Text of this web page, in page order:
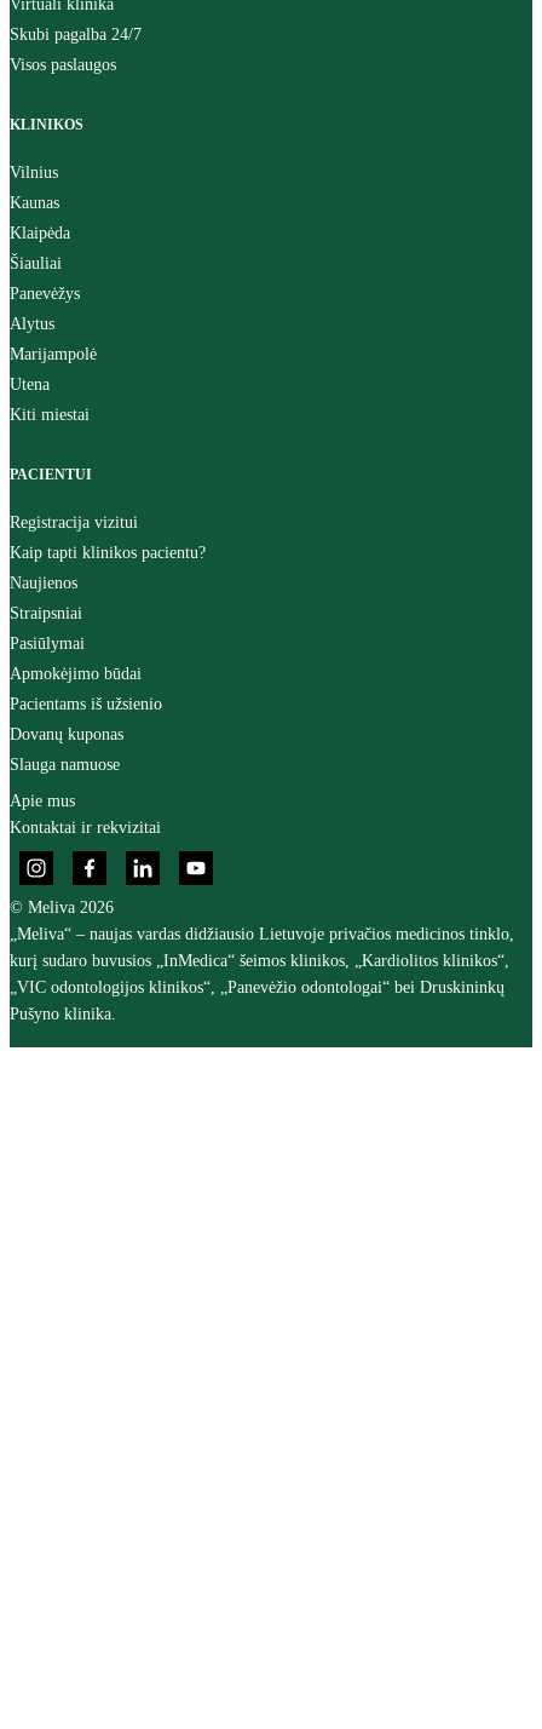
Virtuali klinika
Skubi pagalba 24/7
Visos paslaugos
KLINIKOS
Vilnius
Kaunas
Klaipėda
Šiauliai
Panevėžys
Alytus
Marijampolė
Utena
Kiti miestai
PACIENTUI
Registracija vizitui
Kaip tapti klinikos pacientu?
Naujienos
Straipsniai
Pasiūlymai
Apmokėjimo būdai
Pacientams iš užsienio
Dovanų kuponas
Slauga namuose
Apie mus
Kontaktai ir rekvizitai
© Meliva 2026
„Meliva“ – naujas vardas didžiausio Lietuvoje privačios medicinos tinklo,
kurį sudaro buvusios „InMedica“ šeimos klinikos, „Kardiolitos klinikos“,
„VIC odontologijos klinikos“, „Panevėžio odontologai“ bei Druskininkų
Pušyno klinika.